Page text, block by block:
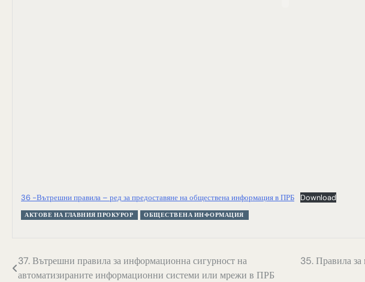
36 -Вътрешни правила – ред за предоставяне на обществена информация в ПРБ Download
АКТОВЕ НА ГЛАВНИЯ ПРОКУРОР ОБЩЕСТВЕНА ИНФОРМАЦИЯ
Навигация
37. Вътрешни правила за информационна сигурност на
автоматизираните информационни системи или мрежи в ПРБ
35. Правила